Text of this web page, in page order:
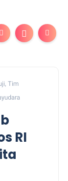
Tim
RI